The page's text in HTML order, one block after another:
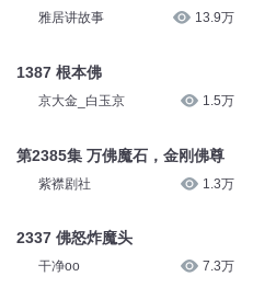
雅居讲故事 13.9万
1387 根本佛
京大金_白玉京 1.5万
第2385集 万佛魔石，金刚佛尊
紫襟剧社 1.3万
2337 佛怒炸魔头
干净oo 7.3万